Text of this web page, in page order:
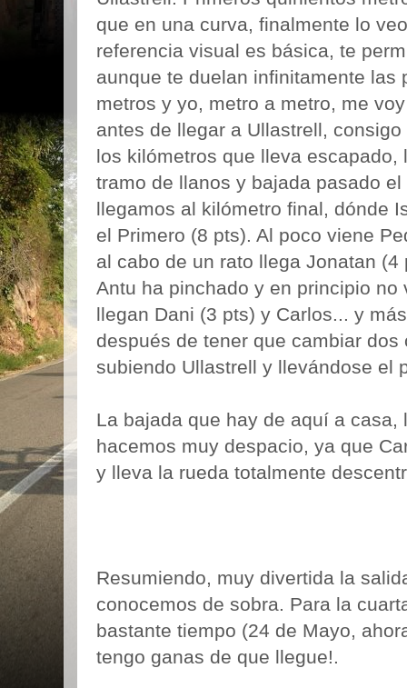
que en una curva, finalmente lo
referencia visual es básica, te
aunque te duelan infinitamente las
metros y yo, metro a metro, me
antes de llegar a Ullastrell,
los kilómetros que lleva
tramo de llanos y bajada pasado
llegamos al kilómetro final, dónde
el Primero (8 pts). Al poco viene
al cabo de un rato llega Jonatan
Antu ha pinchado y en principio
llegan Dani (3 pts) y Carlos... y
después de tener que cambiar
subiendo Ullastrell y llevándose el
La bajada que hay de aquí a casa,
hacemos muy despacio, ya que
y lleva la rueda totalmente
Resumiendo, muy divertida la
conocemos de sobra. Para la
bastante tiempo (24 de Mayo,
tengo ganas de que llegue!.